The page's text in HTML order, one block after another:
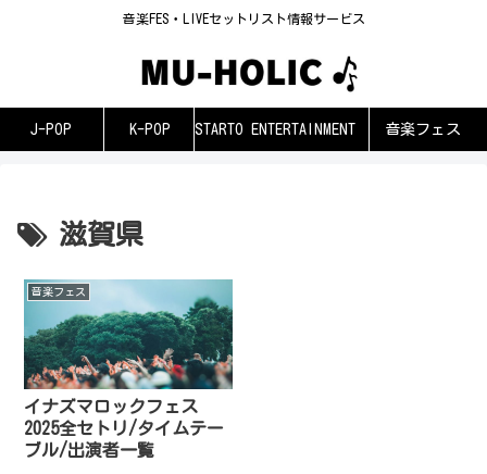
音楽FES・LIVEセットリスト情報サービス
J-POP K-POP STARTO ENTERTAINMENT 音楽フェス
滋賀県
音楽フェス
イナズマロックフェス
2025全セトリ/タイムテー
ブル/出演者一覧